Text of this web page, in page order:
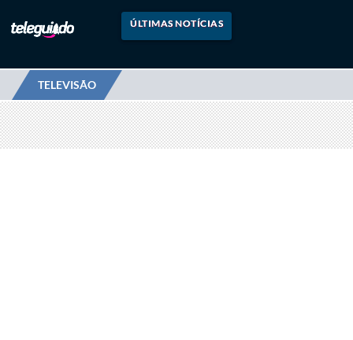
ÚLTIMAS NOTÍCIAS
TELEVISÃO